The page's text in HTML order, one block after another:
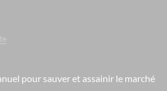
pour sauver et assainir le marché